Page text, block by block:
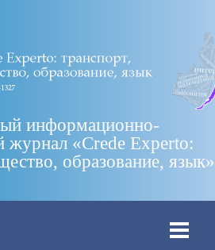
информационно-
журнал «Crede Experto:
образование, язык»